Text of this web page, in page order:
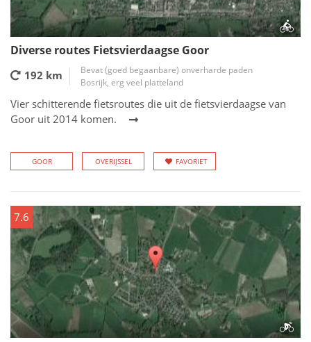
Diverse routes Fietsvierdaagse Goor
192 km
Bevat (goed begaanbare) onverharde paden
Bosrijk, erg veel platteland
Vier schitterende fietsroutes die uit de fietsvierdaagse van
Goor uit 2014 komen.
GOOR OVERIJSSEL FAVORIET
7.6